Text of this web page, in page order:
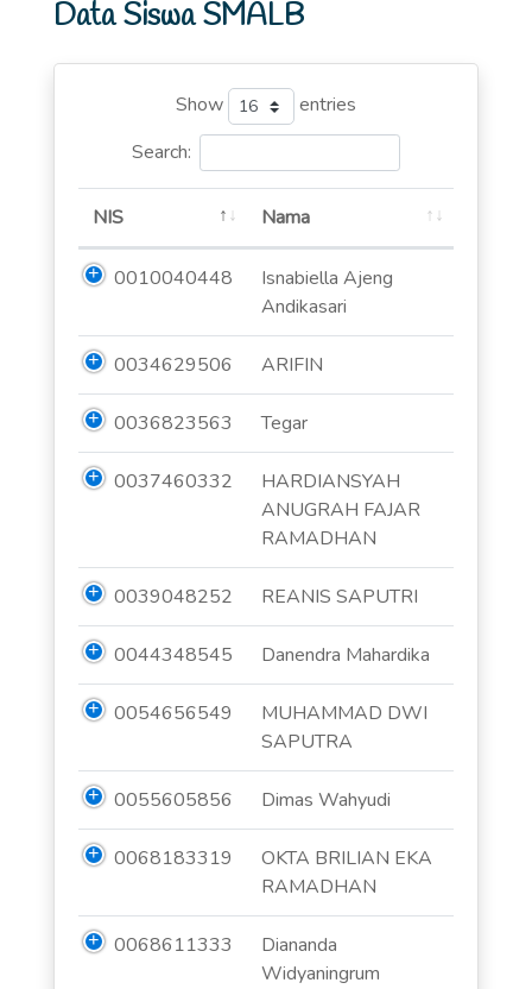
Data Siswa SMALB
Show
entries
Search:
NIS Nama
0010040448
Isnabiella Ajeng
Andikasari
0034629506 ARIFIN
0036823563 Tegar
0037460332
HARDIANSYAH
ANUGRAH FAJAR
RAMADHAN
0039048252 REANIS SAPUTRI
0044348545 Danendra Mahardika
0054656549
MUHAMMAD DWI
SAPUTRA
0055605856 Dimas Wahyudi
0068183319
OKTA BRILIAN EKA
RAMADHAN
0068611333
Diananda
Widyaningrum